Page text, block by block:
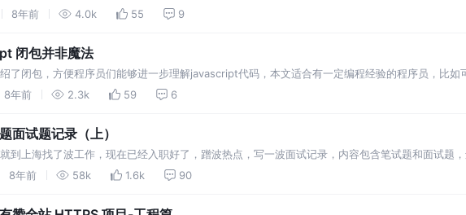
有赋值，所以是undefined。第二次的不用说了。第三次输出2是因为，变量声明是无法覆盖函
8年前 4.0k 55 9
闭包并非魔法
了闭包，方便程序员们能够进一步理解javascript代码，本文适合有一定编程经验的程序员，比如
概念，闭包就并不难分析和运用了。 第一级函数支持闭包。闭包它是一个表达式，可以在闭包
8年前 2.3k 59 6
面试题记录（上）
到上海找了波工作，现在已经入职好了，蹭波热点，写一波面试记录，内容包含笔试题和面试题
的确实有些慢。如果喜欢的话可以点波赞，或者关注一下，希望大家看完本文可以有所收获。 跨
8年前 58k 1.6k 90